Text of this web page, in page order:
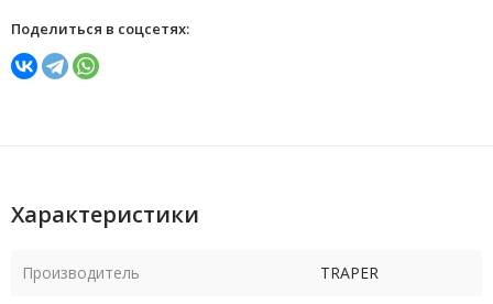
Поделиться в соцсетях:
Характеристики
Производитель TRAPER